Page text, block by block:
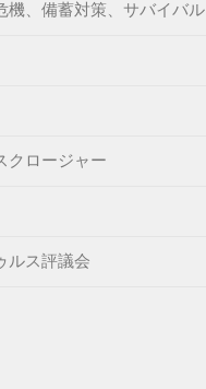
機、備蓄対策、サバイバル
クロージャー
ルス評議会